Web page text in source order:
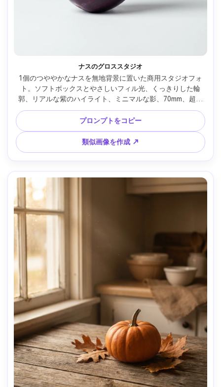
ナスのグロススタジオ
1個のつややかなナスを無地背景に置いた商用スタジオフォ
ト。ソフトボックスとやさしいフィル光、くっきりした輪
郭、リアルな紫のハイライト、ミニマルな影、70mm、超リ
アルでEC向け商品写真 --ar 4:5
プロンプトをコピー
類似画像を作成 ↗